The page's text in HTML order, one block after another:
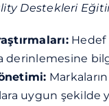
Destekleri
Hedef
derinlemesine
uygun şekilde